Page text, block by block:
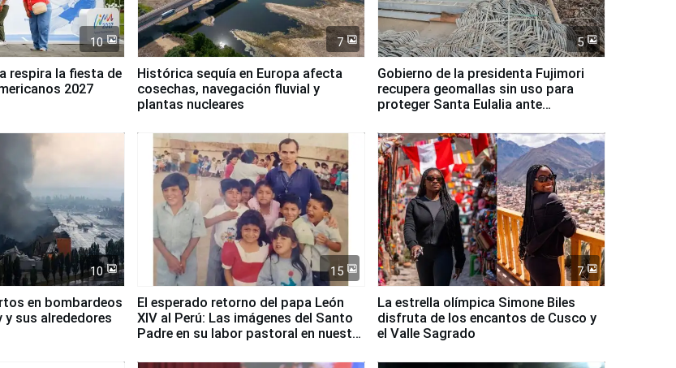
10
respira la fiesta de
2027
7
Histórica sequía en Europa afecta
cosechas, navegación fluvial y
plantas nucleares
5
Gobierno de la presidenta Fujimori
recupera geomallas sin uso para
proteger Santa Eulalia ante
10
en bombardeos
sus alrededores
15
El esperado retorno del papa León
XIV al Perú: Las imágenes del Santo
Padre en su labor pastoral en nuestro
7
La estrella olímpica Simone Biles
disfruta de los encantos de Cusco y
el Valle Sagrado